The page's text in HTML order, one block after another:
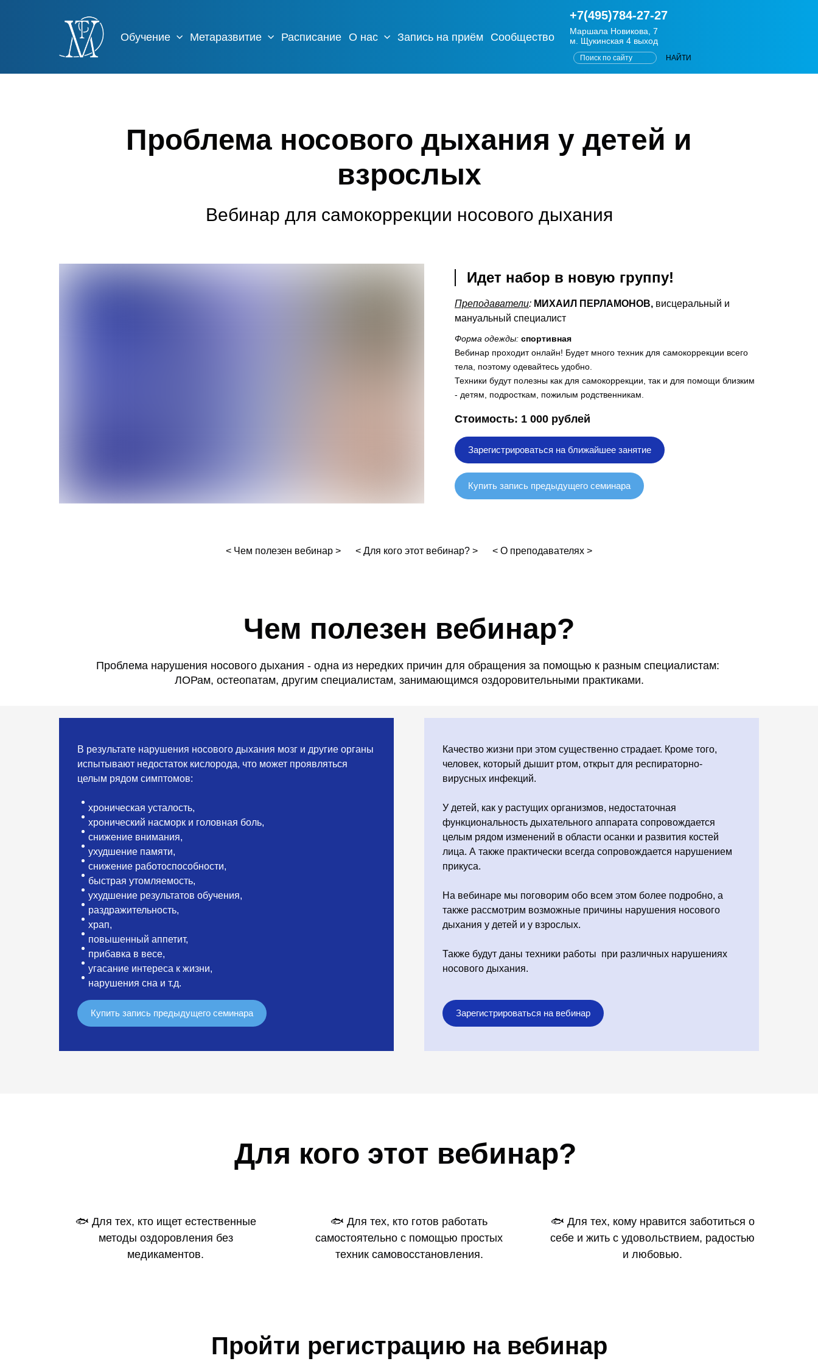
Обучение Метаразвитие Расписание О нас Запись на приём Сообщество
+7(495)784-27-27
Маршала Новикова, 7
м. Щукинская 4 выход
Проблема носового дыхания у детей и
взрослых
Вебинар для самокоррекции носового дыхания
Идет набор в новую группу!
Преподаватели: МИХАИЛ ПЕРЛАМОНОВ, висцеральный и
мануальный специалист
Форма одежды: спортивная
Вебинар проходит онлайн! Будет много техник для самокоррекции всего
тела, поэтому одевайтесь удобно.
Техники будут полезны как для самокоррекции, так и для помощи близким
- детям, подросткам, пожилым родственникам.
Стоимость: 1 000 рублей
Зарегистрироваться на ближайшее занятие
Купить запись предыдущего семинара
< Чем полезен вебинар > < Для кого этот вебинар? > < О преподавателях >
Чем полезен вебинар?
Проблема нарушения носового дыхания - одна из нередких причин для обращения за помощью к разным специалистам:
ЛОРам, остеопатам, другим специалистам, занимающимся оздоровительными практиками.
В результате нарушения носового дыхания мозг и другие органы
испытывают недостаток кислорода, что может проявляться
целым рядом симптомов:
хроническая усталость,
хронический насморк и головная боль,
снижение внимания,
ухудшение памяти,
снижение работоспособности,
быстрая утомляемость,
ухудшение результатов обучения,
раздражительность,
храп,
повышенный аппетит,
прибавка в весе,
угасание интереса к жизни,
нарушения сна и т.д.
Купить запись предыдущего семинара
Качество жизни при этом существенно страдает. Кроме того,
человек, который дышит ртом, открыт для респираторно-
вирусных инфекций.
У детей, как у растущих организмов, недостаточная
функциональность дыхательного аппарата сопровождается
целым рядом изменений в области осанки и развития костей
лица. А также практически всегда сопровождается нарушением
прикуса.
На вебинаре мы поговорим обо всем этом более подробно, а
также рассмотрим возможные причины нарушения носового
дыхания у детей и у взрослых.
Также будут даны техники работы при различных нарушениях
носового дыхания.
Зарегистрироваться на вебинар
Для кого этот вебинар?
🐟 Для тех, кто ищет естественные
методы оздоровления без
медикаментов.
🐟 Для тех, кто готов работать
самостоятельно с помощью простых
техник самовосстановления.
🐟 Для тех, кому нравится заботиться о
себе и жить с удовольствием, радостью
и любовью.
Пройти регистрацию на вебинар